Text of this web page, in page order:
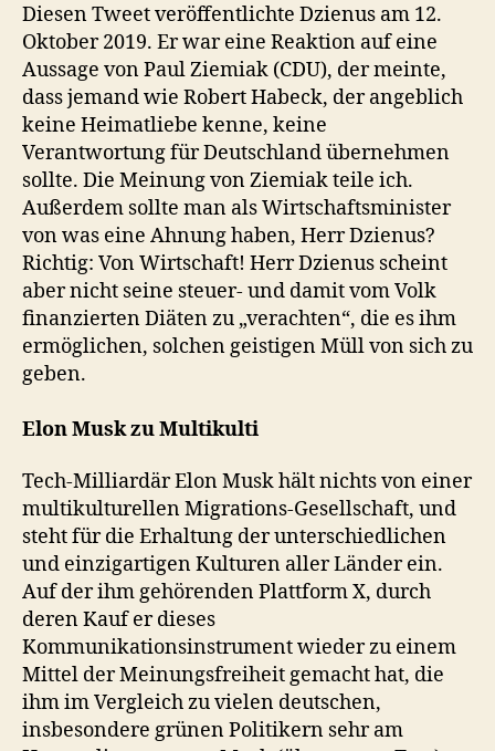
Diesen Tweet veröffentlichte Dzienus am 12.
Oktober 2019. Er war eine Reaktion auf eine
Aussage von Paul Ziemiak (CDU), der meinte,
dass jemand wie Robert Habeck, der angeblich
keine Heimatliebe kenne, keine
Verantwortung für Deutschland übernehmen
sollte. Die Meinung von Ziemiak teile ich.
Außerdem sollte man als Wirtschaftsminister
von was eine Ahnung haben, Herr Dzienus?
Richtig: Von Wirtschaft! Herr Dzienus scheint
aber nicht seine steuer- und damit vom Volk
finanzierten Diäten zu „verachten“, die es ihm
ermöglichen, solchen geistigen Müll von sich zu
geben.
Elon Musk zu Multikulti
Tech-Milliardär Elon Musk hält nichts von einer
multikulturellen Migrations-Gesellschaft, und
steht für die Erhaltung der unterschiedlichen
und einzigartigen Kulturen aller Länder ein.
Auf der ihm gehörenden Plattform X, durch
deren Kauf er dieses
Kommunikationsinstrument wieder zu einem
Mittel der Meinungsfreiheit gemacht hat, die
ihm im Vergleich zu vielen deutschen,
insbesondere grünen Politikern sehr am